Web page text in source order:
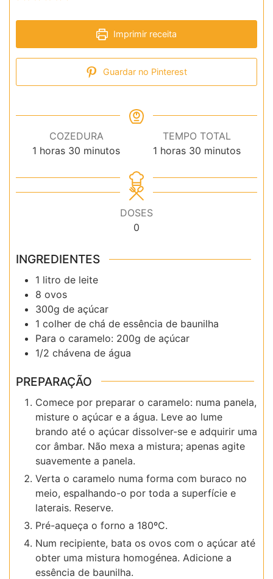
Imprimir receita
Guardar no Pinterest
COZEDURA
1 hora
horas 30 minutos
minutos
TEMPO TOTAL
1 hora
horas 30 minutos
minutos
DOSES
0
INGREDIENTES
1 litro de leite
8 ovos
300g de açúcar
1 colher de chá de essência de baunilha
Para o caramelo: 200g de açúcar
1/2 chávena de água
PREPARAÇÃO
Comece por preparar o caramelo: numa panela,
misture o açúcar e a água. Leve ao lume
brando até o açúcar dissolver-se e adquirir uma
cor âmbar. Não mexa a mistura; apenas agite
suavemente a panela.
Verta o caramelo numa forma com buraco no
meio, espalhando-o por toda a superfície e
laterais. Reserve.
Pré-aqueça o forno a 180ºC.
Num recipiente, bata os ovos com o açúcar até
obter uma mistura homogénea. Adicione a
essência de baunilha.